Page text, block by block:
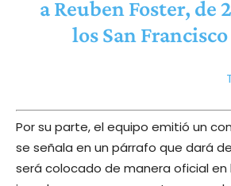
a Reuben Foster, de
los San
Por su parte, el equipo emitió un
se señala en un párrafo que dará
será colocado de manera oficial en